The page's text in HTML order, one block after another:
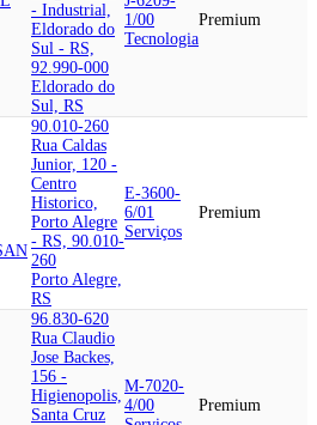
- Industrial,
Eldorado do
Sul - RS,
92.990-000
Eldorado do
Sul, RS
1/00
Tecnologia
Premium
90.010-260
Rua Caldas
Junior, 120 -
Centro
Historico,
Porto Alegre
- RS, 90.010-
260
Porto Alegre,
RS
E-3600-
6/01
Serviços
Premium
96.830-620
Rua Claudio
Jose Backes,
156 -
Higienopolis,
Santa Cruz
M-7020-
4/00
Premium